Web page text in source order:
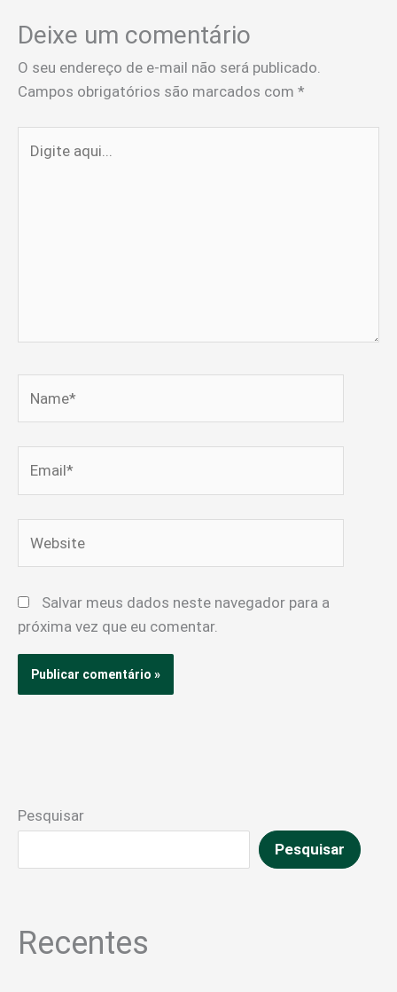
Deixe um comentário
O seu endereço de e-mail não será publicado.
Campos obrigatórios são marcados com *
aqui...
Salvar meus dados neste navegador para a
próxima vez que eu comentar.
Pesquisar
Pesquisar
Recentes